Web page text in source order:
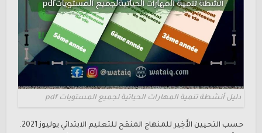
دليل أنشطة تنمية المهارات الحياتية لجميع المستويات pdf
حسب التحيين الأَخِير للمنهاج المنقح للتعليم الابتدائي يوليوز 2021.